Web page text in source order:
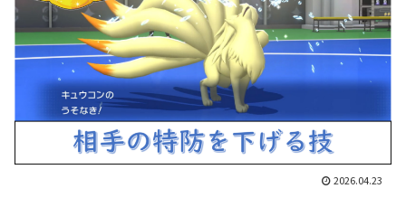
2026.04.23